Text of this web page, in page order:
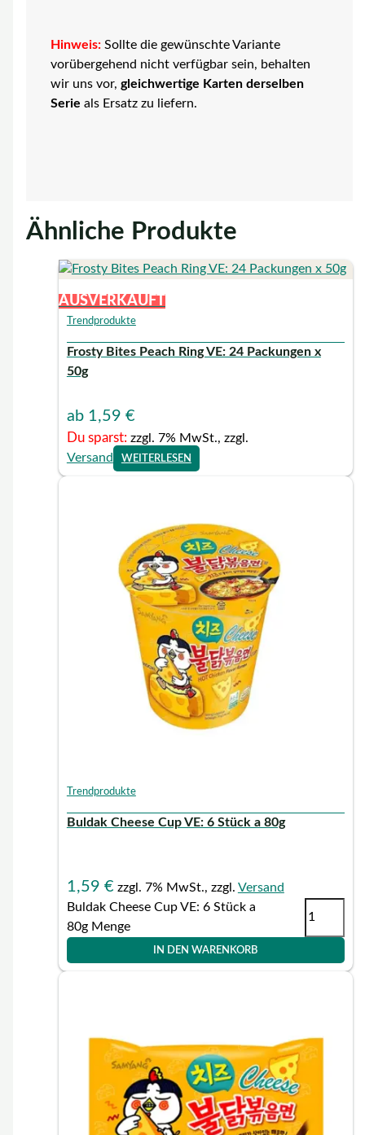
Hinweis:Sollte die gewünschte Variante
vorübergehend nicht verfügbar sein, behalten
wir uns vor, gleichwertige Karten derselben
Serie als Ersatz zu liefern.
Ähnliche Produkte
AUSVERKAUFT
Trendprodukte
Frosty Bites Peach Ring VE: 24 Packungen x
50g
ab 1,59 €
Du sparst: zzgl. 7% MwSt., zzgl.
Versand
WEITERLESEN
Trendprodukte
Buldak Cheese Cup VE: 6 Stück a 80g
1,59 € zzgl. 7% MwSt., zzgl. Versand
Buldak Cheese Cup VE: 6 Stück a
80g Menge
IN DEN WARENKORB